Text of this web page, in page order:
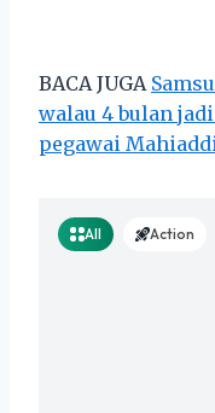
BACA JUGA
walau 4 bulan
pegawai